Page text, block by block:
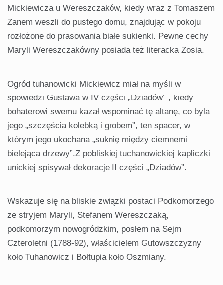
Mickiewicza u Wereszczaków, kiedy wraz z Tomaszem
Zanem weszli do pustego domu, znajdując w pokoju
rozłożone do prasowania białe sukienki. Pewne cechy
Maryli Wereszczakówny posiada też literacka Zosia.
Ogród tuhanowicki Mickiewicz miał na myśli w
spowiedzi Gustawa w IV części „Dziadów” , kiedy
bohaterowi swemu kazał wspominać tę altanę, co byla
jego „szczęścia kolebką i grobem”, ten spacer, w
którym jego ukochana „suknię między ciemnemi
bielejąca drzewy”.Z pobliskiej tuchanowickiej kapliczki
unickiej spisywał dekoracje II części „Dziadów”.
Wskazuje się na bliskie związki postaci Podkomorzego
ze stryjem Maryli, Stefanem Wereszczaką,
podkomorzym nowogródzkim, posłem na Sejm
Czteroletni (1788-92), właścicielem Gutowszczyzny
koło Tuhanowicz i Bołtupia koło Oszmiany.